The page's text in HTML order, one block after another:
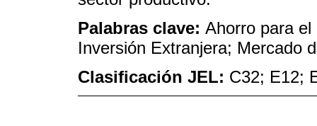
Palabras clave: Ahorro para
Inversión Extranjera; Mercado
Clasificación JEL: C32; E12;